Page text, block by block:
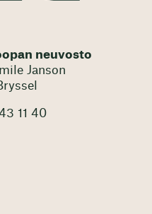
neuvosto
Janson
11 40